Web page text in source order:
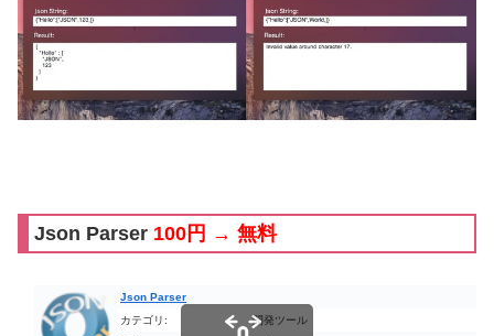
Json Parser 100円 → 無料
Json Parser
カテゴリ:
開発ツール